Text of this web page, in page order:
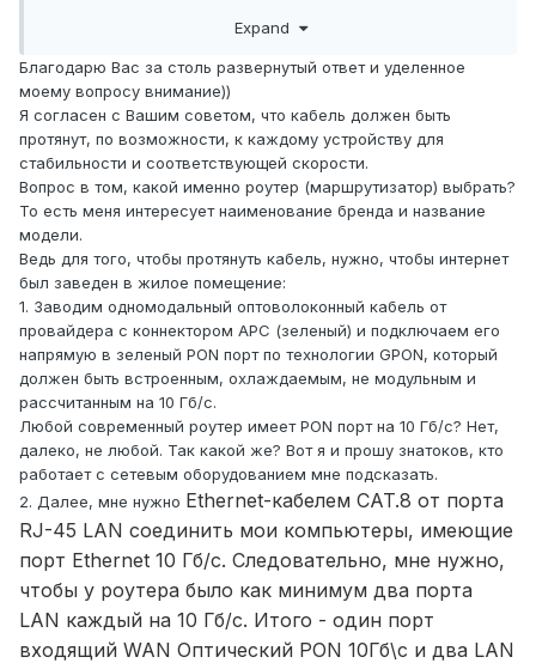
если вы захотите все на wifi. Низкий стабильный пинг,
Зависит от того, на сколько занята "трасса".
4 - ИМХО в wifi слишком много маркетинга и
неисполенных обещаний. Это как китайские магнитофоны
на 3000ватт. Нигде не увидел обещеных плюшек OFDMA
на wifi6 и даже что-то не уверен в работе MU-MIMO,
который обещали еще раньше. Скртые узлы еше.
Не ищите тут "самое-самое", "самое-самое" это тянуть
кабель к каждому устройству.
Expand
Благодарю Вас за столь развернутый ответ и уделенное
моему вопросу внимание))
Я согласен с Вашим советом, что кабель должен быть
протянут, по возможности, к каждому устройству для
стабильности и соответствующей скорости.
Вопрос в том, какой именно роутер (маршрутизатор) выбрать?
То есть меня интересует наименование бренда и название
модели.
Ведь для того, чтобы протянуть кабель, нужно, чтобы интернет
был заведен в жилое помещение:
1. Заводим одномодальный оптоволоконный кабель от
провайдера с коннектором APC (зеленый) и подключаем его
напрямую в зеленый PON порт по технологии GPON, который
должен быть встроенным, охлаждаемым, не модульным и
рассчитанным на 10 Гб/с.
Любой современный роутер имеет PON порт на 10 Гб/с? Нет,
далеко, не любой. Так какой же? Вот я и прошу знатоков, кто
работает с сетевым оборудованием мне подсказать.
2. Далее, мне нужно Ethernet-кабелем CAT.8 от порта
RJ-45 LAN соединить мои компьютеры, имеющие
порт Ethernet 10 Гб/с. Следовательно, мне нужно,
чтобы у роутера было как минимум два порта
LAN каждый на 10 Гб/с. Итого - один порт
входящий WAN Оптический PON 10Гб\с и два LAN